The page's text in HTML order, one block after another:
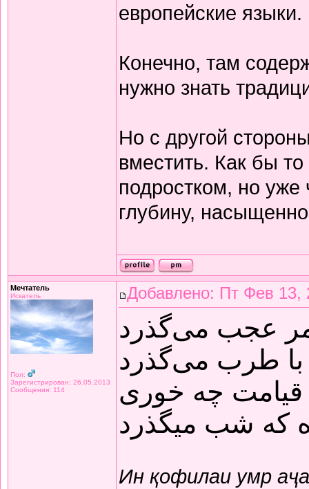
европейские языки.
Конечно, там
нужно знать
Но с другой
вместить. Как бы
подростком, но уже
глубину,
Мечтатель
Искатель
Пол:
Зарегистрирован: 26.05.2013
Сообщения: 114
Добавлено: Пт Фев 13,
عجب می‌گذرد
طرب می‌گذرد
چه خوری
که شب میگذرد
Ин қофилаи умр